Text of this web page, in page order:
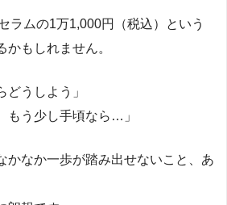
ラムの1万1,000円（税込）という
もしれません。
どうしよう」
もう少し手頃なら…」
かなか一歩が踏み出せないこと、あ